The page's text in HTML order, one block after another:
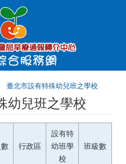
臺北市設有特殊幼兒班之學校
幼兒班之學校
行政區
設有特
幼班學
校
班級數